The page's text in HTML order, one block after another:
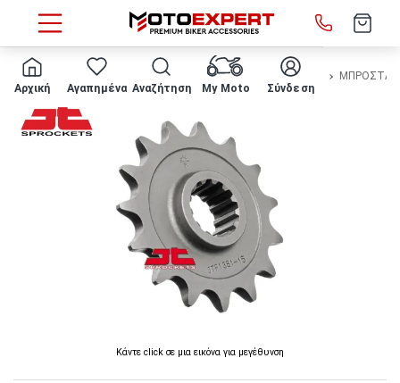
Αρχική Αγαπημένα Αναζήτηση My Moto Σύνδεση
HOME Μάρκα/μοντέλο HONDA CB 500 F 2016 - 2018 ΜΠΡΟΣΤΑ
Κάντε click σε μια εικόνα για μεγέθυνση